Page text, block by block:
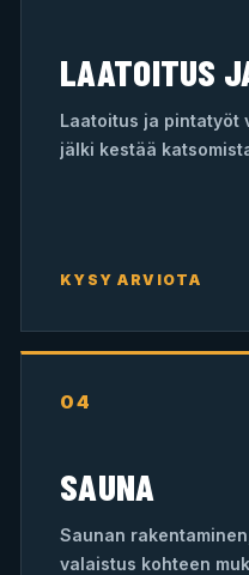
LAATOITUS
Laatoitus ja pintatyöt
jälki kestää
KYSY ARVIOTA
04
SAUNA
Saunan
valaistus kohteen